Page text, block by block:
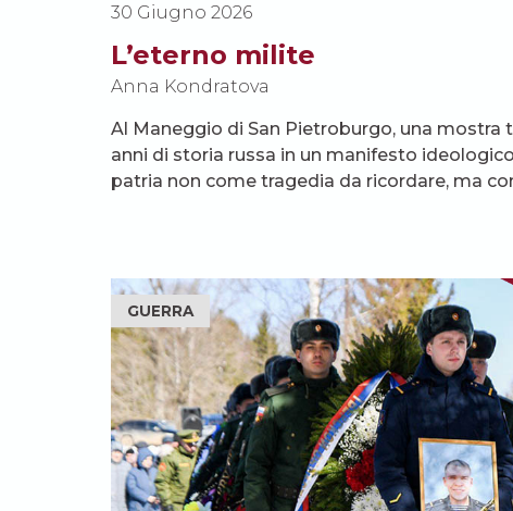
30 Giugno 2026
L’eterno milite
Anna Kondratova
Al Maneggio di San Pietroburgo, una mostra
anni di storia russa in un manifesto
patria non come tragedia da ricordare, ma
GUERRA